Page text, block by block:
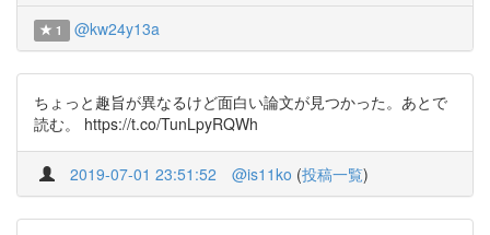
1 @kw24y13a
ちょっと趣旨が異なるけど面白い論文が見つかった。あとで
読む。 https://t.co/TunLpyRQWh
2019-07-01 23:51:52 @is11ko (投稿一覧)